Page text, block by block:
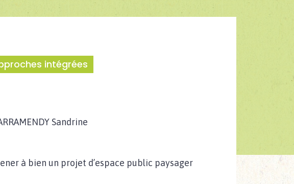
intégrées
Sandrine
à bien un projet d’espace public paysager